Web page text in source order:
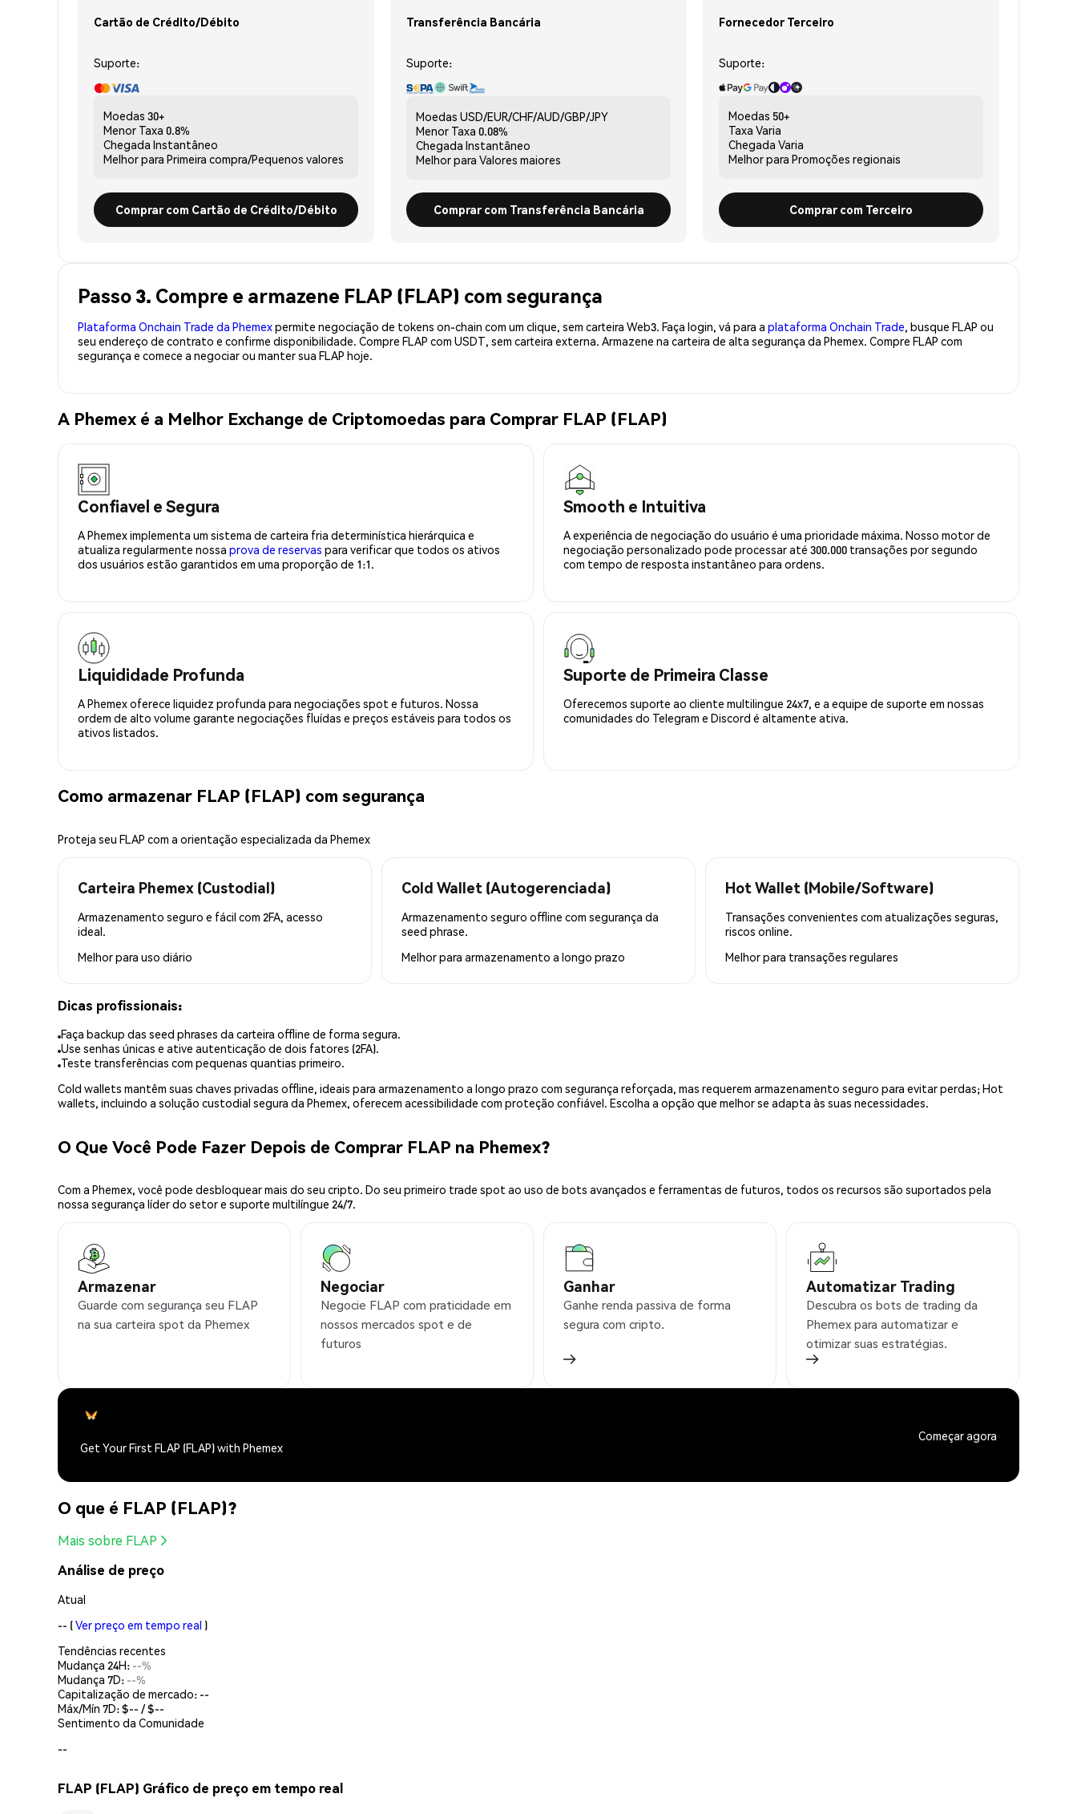
Cartão de Crédito/Débito
Suporte:
Moedas 30+
Menor Taxa 0.8%
Chegada Instantâneo
Melhor para Primeira compra/Pequenos valores
Comprar com Cartão de Crédito/Débito
Transferência Bancária
Suporte:
Moedas USD/EUR/CHF/AUD/GBP/JPY
Menor Taxa 0.08%
Chegada Instantâneo
Melhor para Valores maiores
Comprar com Transferência Bancária
Fornecedor Terceiro
Suporte:
Moedas 50+
Taxa Varia
Chegada Varia
Melhor para Promoções regionais
Comprar com Terceiro
Passo 3. Compre e armazene FLAP (FLAP) com segurança
Plataforma Onchain Trade da Phemexpermite negociação de tokens on-chain com um clique, sem carteira Web3. Faça login, vá para a plataforma Onchain Trade, busque FLAP ou
seu endereço de contrato e confirme disponibilidade. Compre FLAP com USDT, sem carteira externa. Armazene na carteira de alta segurança da Phemex. Compre FLAP com
segurança e comece a negociar ou manter sua FLAP hoje.
A Phemex é a Melhor Exchange de Criptomoedas para Comprar FLAP (FLAP)
Confiavel e Segura
A Phemex implementa um sistema de carteira fria determinística hierárquica e
atualiza regularmente nossa prova de reservas para verificar que todos os ativos
dos usuários estão garantidos em uma proporção de 1:1.
Smooth e Intuitiva
A experiência de negociação do usuário é uma prioridade máxima. Nosso motor de
negociação personalizado pode processar até 300.000 transações por segundo
com tempo de resposta instantâneo para ordens.
Liquididade Profunda
A Phemex oferece liquidez profunda para negociações spot e futuros. Nossa
ordem de alto volume garante negociações fluídas e preços estáveis para todos os
ativos listados.
Suporte de Primeira Classe
Oferecemos suporte ao cliente multilingue 24x7, e a equipe de suporte em nossas
comunidades do Telegram e Discord é altamente ativa.
Como armazenar FLAP (FLAP) com segurança
Proteja seu FLAP com a orientação especializada da Phemex
Carteira Phemex (Custodial)
Armazenamento seguro e fácil com 2FA, acesso
ideal.
Melhor para uso diário
Cold Wallet (Autogerenciada)
Armazenamento seguro offline com segurança da
seed phrase.
Melhor para armazenamento a longo prazo
Hot Wallet (Mobile/Software)
Transações convenientes com atualizações seguras,
riscos online.
Melhor para transações regulares
Dicas profissionais:
Faça backup das seed phrases da carteira offline de forma segura.
Use senhas únicas e ative autenticação de dois fatores (2FA).
Teste transferências com pequenas quantias primeiro.
Cold wallets mantêm suas chaves privadas offline, ideais para armazenamento a longo prazo com segurança reforçada, mas requerem armazenamento seguro para evitar perdas; Hot
wallets, incluindo a solução custodial segura da Phemex, oferecem acessibilidade com proteção confiável. Escolha a opção que melhor se adapta às suas necessidades.
O Que Você Pode Fazer Depois de Comprar FLAP na Phemex?
Com a Phemex, você pode desbloquear mais do seu cripto. Do seu primeiro trade spot ao uso de bots avançados e ferramentas de futuros, todos os recursos são suportados pela
nossa segurança líder do setor e suporte multilíngue 24/7.
Armazenar
Guarde com segurança seu FLAP
na sua carteira spot da Phemex
Negociar
Negocie FLAP com praticidade em
nossos mercados spot e de
futuros
Ganhar
Ganhe renda passiva de forma
segura com cripto.
Automatizar Trading
Descubra os bots de trading da
Phemex para automatizar e
otimizar suas estratégias.
Get Your First FLAP (FLAP) with Phemex
Começar agora
O que é FLAP (FLAP)?
Mais sobre FLAP
Análise de preço
Atual
-- (Ver preço em tempo real )
Tendências recentes
Mudança 24H: --%
Mudança 7D: --%
Capitalização de mercado: --
Máx/Mín 7D: $-- / $--
Sentimento da Comunidade
--
FLAP (FLAP) Gráfico de preço em tempo real